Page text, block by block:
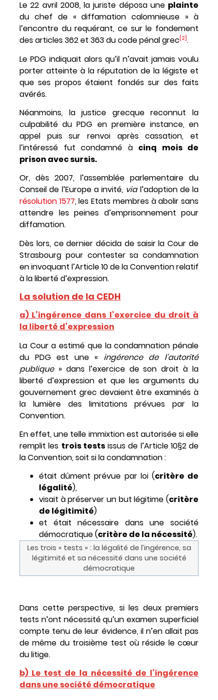
Le 22 avril 2008, la juriste déposa une plainte
du chef de « diffamation calomnieuse » à
l’encontre du requérant, ce sur le fondement
des articles 362 et 363 du code pénal grec[2].
Le PDG indiquait alors qu’il n’avait jamais voulu
porter atteinte à la réputation de la légiste et
que ses propos étaient fondés sur des faits
avérés.
Néanmoins, la justice grecque reconnut la
culpabilité du PDG en première instance, en
appel puis sur renvoi après cassation, et
l’intéressé fut condamné à cinq mois de
prison avec sursis.
Or, dès 2007, l’assemblée parlementaire du
Conseil de l’Europe a invité, vial’adoption de la
résolution 1577, les Etats membres à abolir sans
attendre les peines d’emprisonnement pour
diffamation.
Dès lors, ce dernier décida de saisir la Cour de
Strasbourg pour contester sa condamnation
en invoquant l’Article 10 de la Convention relatif
à la liberté d’expression.
La solution de la CEDH
a) L’ingérence dans l’exercice du droit à
la liberté d’expression
La Cour a estimé que la condamnation pénale
du PDG est une « ingérence de l’autorité
publique» dans l’exercice de son droit à la
liberté d’expression et que les arguments du
gouvernement grec devaient être examinés à
la lumière des limitations prévues par la
Convention.
En effet, une telle immixtion est autorisée si elle
remplit les trois testsissus de l’Article 10§2 de
la Convention, soit si la condamnation :
était dûment prévue par loi (critère de
légalité),
visait à préserver un but légitime (critère
de légitimité)
et était nécessaire dans une société
démocratique (critère de la nécessité).
Les trois « tests » : la légalité de l’ingérence, sa
légitimité et sa nécessité dans une société
démocratique
Dans cette perspective, si les deux premiers
tests n’ont nécessité qu’un examen superficiel
compte tenu de leur évidence, il n’en allait pas
de même du troisième test où réside le cœur
du litige.
b) Le test de la nécessité de l’ingérence
dans une société démocratique